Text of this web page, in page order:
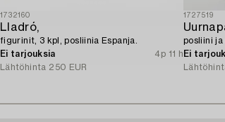
1732160
Lladró,
figurinit, 3 kpl, posliinia Espanja.
Ei tarjouksia
4p 11 h
Lähtöhinta 250 EUR
1727519
posliini ja
Ei